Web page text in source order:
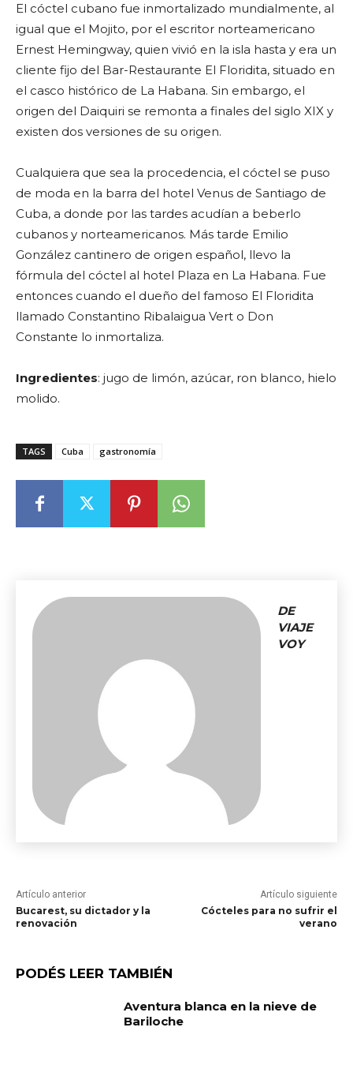
El cóctel cubano fue inmortalizado mundialmente, al
igual que el Mojito, por el escritor norteamericano
Ernest Hemingway, quien vivió en la isla hasta y era un
cliente fijo del Bar-Restaurante El Floridita, situado en
el casco histórico de La Habana. Sin embargo, el
origen del Daiquiri se remonta a finales del siglo XIX y
existen dos versiones de su origen.
Cualquiera que sea la procedencia, el cóctel se puso
de moda en la barra del hotel Venus de Santiago de
Cuba, a donde por las tardes acudían a beberlo
cubanos y norteamericanos. Más tarde Emilio
González cantinero de origen español, llevo la
fórmula del cóctel al hotel Plaza en La Habana. Fue
entonces cuando el dueño del famoso El Floridita
llamado Constantino Ribalaigua Vert o Don
Constante lo inmortaliza.
Ingredientes: jugo de limón, azúcar, ron blanco, hielo
molido.
TAGS Cuba gastronomía
DE
VIAJE
VOY
Artículo anterior
Bucarest, su dictador y la
renovación
Artículo siguiente
Cócteles para no sufrir el
verano
PODÉS LEER TAMBIÉN
Aventura blanca en la nieve de
Bariloche